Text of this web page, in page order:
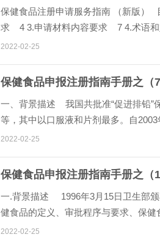
保健食品注册申请服务指南 （新版
求 4 3.申请材料内容要求 7 4.术语
及要求 11 5.1注册申请材料……
2022-02-25
保健食品申报注册指南手册之（
一、背景描述 我国共批准“促进排铅”
等，其中以口服液和片剂最多。自
局审批的本功能国产及进口保健食品
2022-02-25
保健食品申报注册指南手册之（
一.背景描述 1996年3月15日卫生部
健食品的定义、审批程序与要求、保
相应明确的规定。该办法的出台是我
2022-02-25